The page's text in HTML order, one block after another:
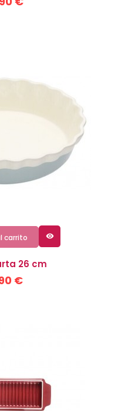
carrito 
26 cm
€